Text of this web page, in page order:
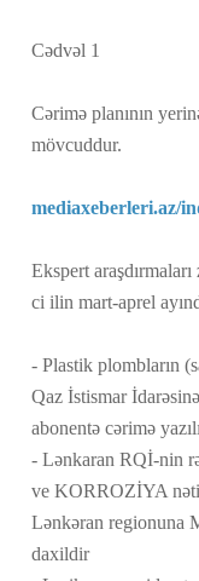
Cədvəl 1
Cərimə planının
mövcuddur.
mediaxeberleri.az/
Ekspert
ci ilin mart-aprel
- Plastik plombların
Qaz İstismar
abonentə cərimə
- Lənkaran RQİ-nin
ve KORROZİYA
Lənkəran regionuna
daxildir